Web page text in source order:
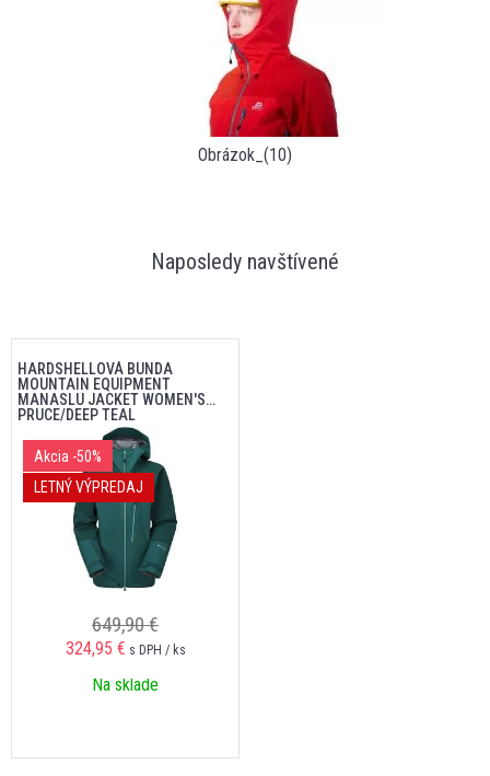
Obrázok_(10)
Naposledy navštívené
HARDSHELLOVÁ BUNDA
MOUNTAIN EQUIPMENT
MANASLU JACKET WOMEN'S
PRUCE/DEEP TEAL
Akcia -50%
LETNÝ VÝPREDAJ
649,90 €
324,95 € s DPH / ks
Na sklade